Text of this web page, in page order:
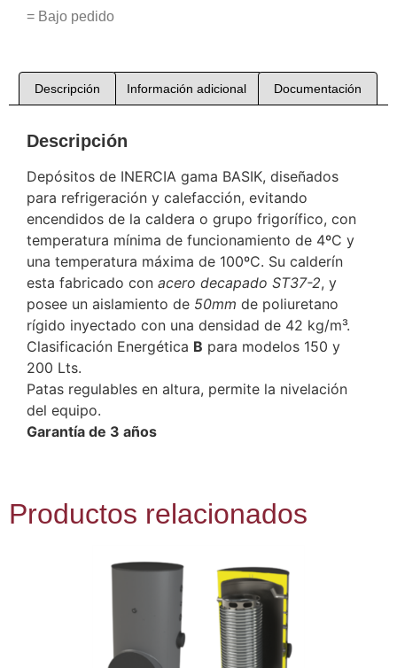
= Bajo pedido
Descripción Información adicional Documentación
Descripción
Depósitos de INERCIA gama BASIK, diseñados
para refrigeración y calefacción, evitando
encendidos de la caldera o grupo frigorífico, con
temperatura mínima de funcionamiento de 4ºC y
una temperatura máxima de 100ºC. Su calderín
esta fabricado con acero decapado ST37-2, y
posee un aislamiento de 50mm de poliuretano
rígido inyectado con una densidad de 42 kg/m³.
Clasificación Energética B para modelos 150 y
200 Lts.
Patas regulables en altura, permite la nivelación
del equipo.
Garantía de 3 años
Productos relacionados